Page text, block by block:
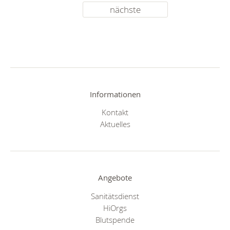
nächste
Informationen
Kontakt
Aktuelles
Angebote
Sanitätsdienst
HiOrgs
Blutspende